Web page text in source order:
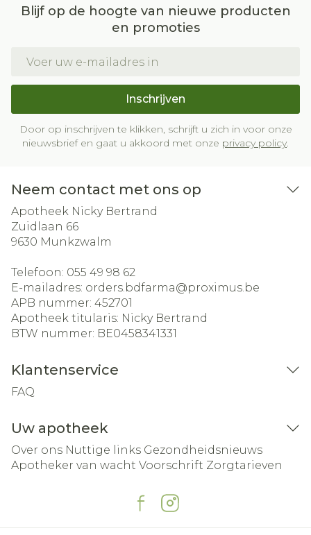
Blijf op de hoogte van nieuwe producten
en promoties
Inschrijven
Door op inschrijven te klikken, schrijft u zich in voor onze
nieuwsbrief en gaat u akkoord met onze privacy policy.
Neem contact met ons op
Apotheek Nicky Bertrand
Zuidlaan 66
9630 Munkzwalm
Telefoon: 055 49 98 62
E-mailadres: orders.bdfarma@proximus.be
APB nummer: 452701
Apotheek titularis: Nicky Bertrand
BTW nummer: BE0458341331
Klantenservice
FAQ
Uw apotheek
Over ons Nuttige links Gezondheidsnieuws
Apotheker van wacht Voorschrift Zorgtarieven